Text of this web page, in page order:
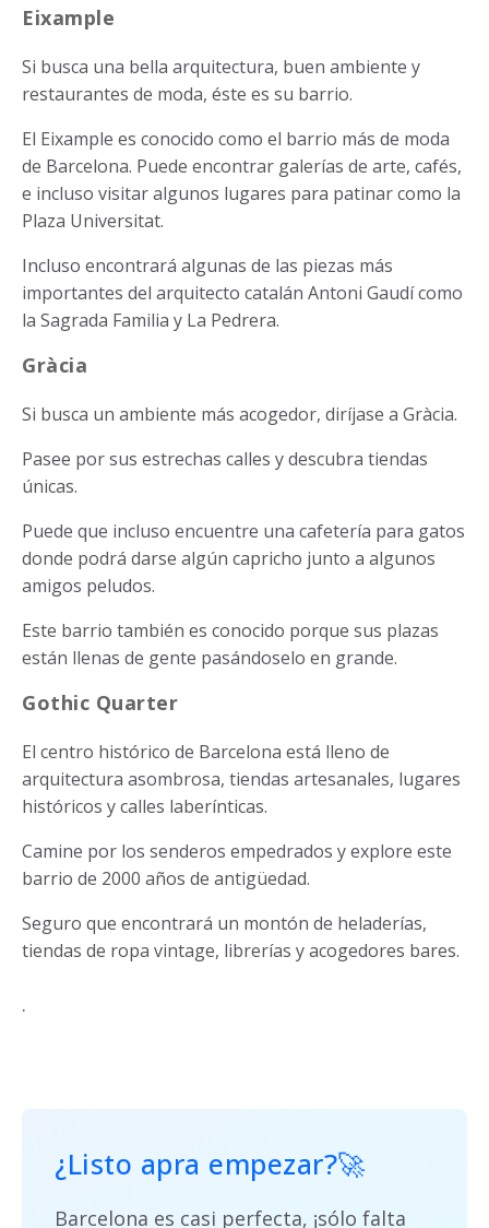
Eixample
Si busca una bella arquitectura, buen ambiente y
restaurantes de moda, éste es su barrio.
El Eixample es conocido como el barrio más de moda
de Barcelona. Puede encontrar galerías de arte, cafés,
e incluso visitar algunos lugares para patinar como la
Plaza Universitat.
Incluso encontrará algunas de las piezas más
importantes del arquitecto catalán Antoni Gaudí como
la Sagrada Familia y La Pedrera.
Gràcia
Si busca un ambiente más acogedor, diríjase a Gràcia.
Pasee por sus estrechas calles y descubra tiendas
únicas.
Puede que incluso encuentre una cafetería para gatos
donde podrá darse algún capricho junto a algunos
amigos peludos.
Este barrio también es conocido porque sus plazas
están llenas de gente pasándoselo en grande.
Gothic Quarter
El centro histórico de Barcelona está lleno de
arquitectura asombrosa, tiendas artesanales, lugares
históricos y calles laberínticas.
Camine por los senderos empedrados y explore este
barrio de 2000 años de antigüedad.
Seguro que encontrará un montón de heladerías,
tiendas de ropa vintage, librerías y acogedores bares.
.
¿Listo apra empezar?🚀
Barcelona es casi perfecta, ¡sólo falta